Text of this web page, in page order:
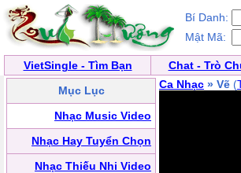
Bí Danh:
Mật Mã:
VietSingle - Tìm Bạn Chat - Trò
Mục Lục
Nhạc Music Video
Nhạc Hay Tuyển Chọn
Nhạc Thiếu Nhi Video
Ca Nhạc » Vẽ (